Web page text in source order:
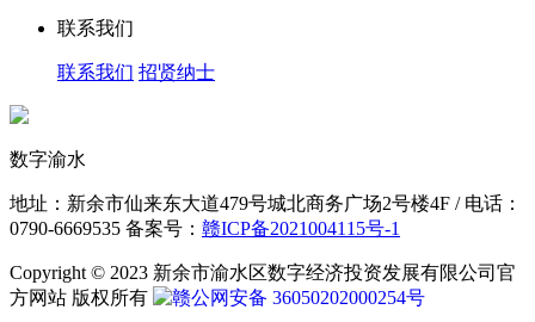
联系我们
联系我们 招贤纳士
数字渝水
地址：新余市仙来东大道479号城北商务广场2号楼4F / 电话：
0790-6669535 备案号： 赣ICP备2021004115号-1
Copyright © 2023 新余市渝水区数字经济投资发展有限公司官
方网站 版权所有
赣公网安备 36050202000254号